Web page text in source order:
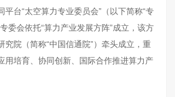
平台“太空算力专业委员会”（以下简称“专
委会依托“算力产业发展方阵”成立，该方
究院（简称“中国信通院”）牵头成立，重
用培育、协同创新、国际合作推进算力产